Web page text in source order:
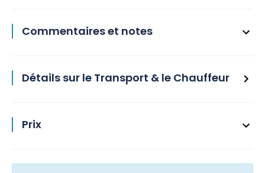
Commentaires et notes
Détails sur le Transport & le Chauffeur
Prix